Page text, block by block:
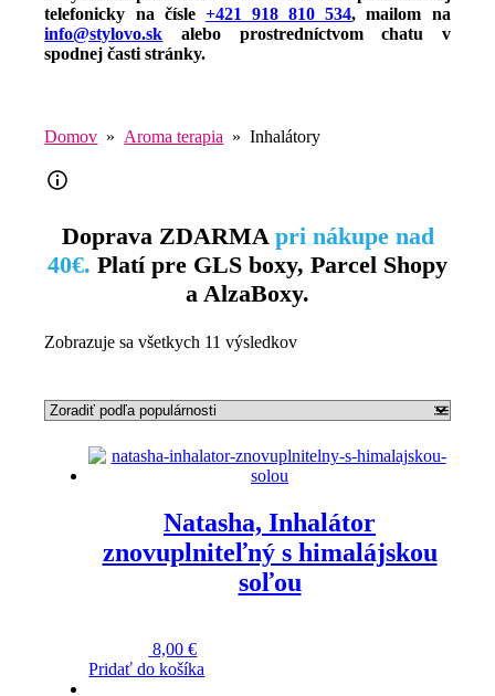
telefonicky na čísle +421 918 810 534, mailom na
info@stylovo.sk alebo prostredníctvom chatu v
spodnej časti stránky.
Domov » Aroma terapia » Inhalátory
Doprava ZDARMA pri nákupe nad
40€. Platí pre GLS boxy, Parcel Shopy
a AlzaBoxy.
Zobrazuje sa všetkych 11 výsledkov
Natasha, Inhalátor
znovuplniteľný s himalájskou
soľou
8,00€
Pridať do košíka